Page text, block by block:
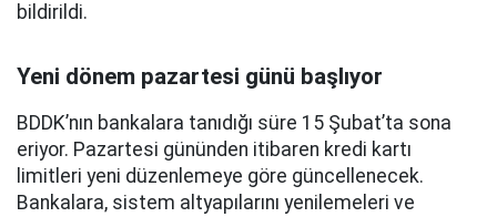
bildirildi.
Yeni dönem pazartesi günü başlıyor
BDDK’nın bankalara tanıdığı süre 15 Şubat’ta sona
eriyor. Pazartesi gününden itibaren kredi kartı
limitleri yeni düzenlemeye göre güncellenecek.
Bankalara, sistem altyapılarını yenilemeleri ve